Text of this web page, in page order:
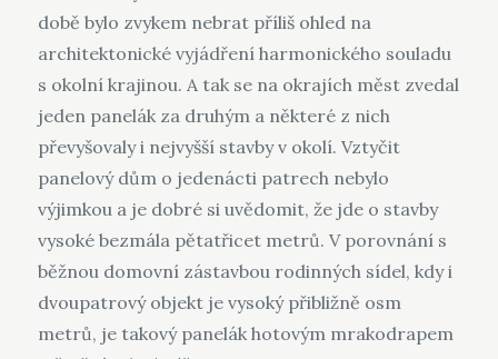
době bylo zvykem nebrat příliš ohled na
architektonické vyjádření harmonického souladu
s okolní krajinou. A tak se na okrajích měst zvedal
jeden panelák za druhým a některé z nich
převyšovaly i nejvyšší stavby v okolí. Vztyčit
panelový dům o jedenácti patrech nebylo
výjimkou a je dobré si uvědomit, že jde o stavby
vysoké bezmála pětatřicet metrů. V porovnání s
běžnou domovní zástavbou rodinných sídel, kdy i
dvoupatrový objekt je vysoký přibližně osm
metrů, je takový panelák hotovým mrakodrapem